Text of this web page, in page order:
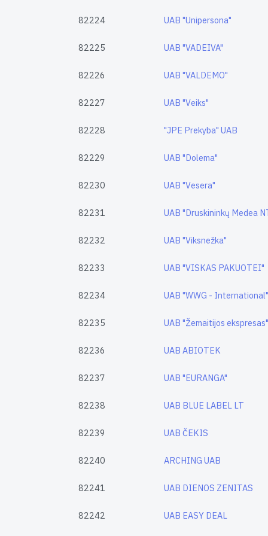
82224 UAB "Unipersona"
82225 UAB "VADEIVA"
82226 UAB "VALDEMO"
82227 UAB "Veiks"
82228 "JPE Prekyba" UAB
82229 UAB "Dolema"
82230 UAB "Vesera"
82231 UAB "Druskininkų Medea
82232 UAB "Viksnežka"
82233 UAB "VISKAS PAKUOTEI"
82234 UAB "WWG -
82235 UAB "Žemaitijos
82236 UAB ABIOTEK
82237 UAB "EURANGA"
82238 UAB BLUE LABEL LT
82239 UAB ČEKIS
82240 ARCHING UAB
82241 UAB DIENOS ZENITAS
82242 UAB EASY DEAL